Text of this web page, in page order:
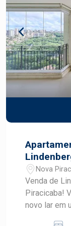
jogos.
com 365
Nova
Venda de
Piracicaba! Você está prestes a descobrir o seu
novo lar em